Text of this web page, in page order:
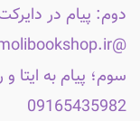
دوم: پیام در
@madmolibookshop.ir
سوم؛ پیام به ایتا و
09165435982